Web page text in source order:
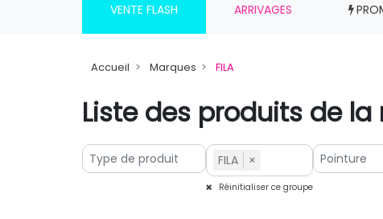
VENTE FLASH ARRIVAGES
Accueil Marques FILA
Liste des produits de la
FILA ×
Réinitialiser ce groupe